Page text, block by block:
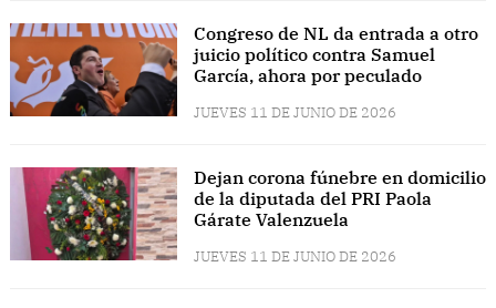
Congreso de NL da entrada a otro
juicio político contra Samuel
García, ahora por peculado
JUEVES 11 DE JUNIO DE 2026
Dejan corona fúnebre en domicilio
de la diputada del PRI Paola
Gárate Valenzuela
JUEVES 11 DE JUNIO DE 2026